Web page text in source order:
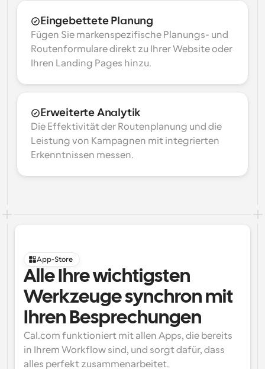
Eingebettete Planung
Fügen Sie markenspezifische Planungs- und
Routenformulare direkt zu Ihrer Website oder
Ihren Landing Pages hinzu.
Erweiterte Analytik
Die Effektivität der Routenplanung und die
Leistung von Kampagnen mit integrierten
Erkenntnissen messen.
App-Store
Alle Ihre wichtigsten
Werkzeuge synchron mit
Ihren Besprechungen
Cal.com funktioniert mit allen Apps, die bereits
in Ihrem Workflow sind, und sorgt dafür, dass
alles perfekt zusammenarbeitet.